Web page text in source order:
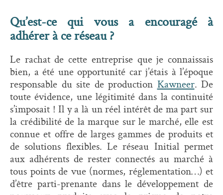
Qu’est-ce qui vous a encouragé à
adhérer à ce réseau ?
Le rachat de cette entreprise que je connaissais
bien, a été une opportunité car j’étais à l’époque
responsable du site de production Kawneer. De
toute évidence, une légitimité dans la continuité
s’imposait ! Il y a là un réel intérêt de ma part sur
la crédibilité de la marque sur le marché, elle est
connue et offre de larges gammes de produits et
de solutions flexibles. Le réseau Initial permet
aux adhérents de rester connectés au marché à
tous points de vue (normes, réglementation…) et
d’être parti-prenante dans le développement de